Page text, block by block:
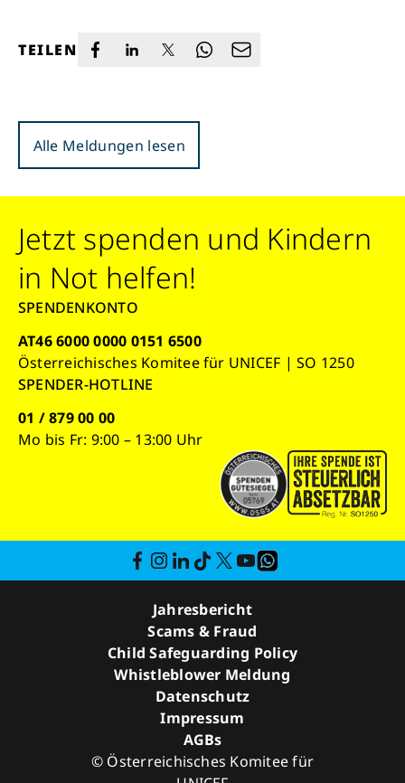
TEILEN
Alle Meldungen lesen
Jetzt spenden und Kindern
in Not helfen!
SPENDENKONTO
AT46 6000 0000 0151 6500
Österreichisches Komitee für UNICEF | SO 1250
SPENDER-HOTLINE
01 / 879 00 00
Mo bis Fr: 9:00 – 13:00 Uhr
© Österreichisches Komitee für
Jahresbericht
Scams & Fraud
Child Safeguarding Policy
Whistleblower Meldung
Datenschutz
Impressum
AGBs